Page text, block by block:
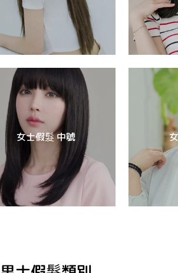
女士假髮 中號